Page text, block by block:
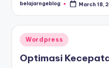
Posted
belajarngeblog March 18,
Posted
Wordpress
Optimasi